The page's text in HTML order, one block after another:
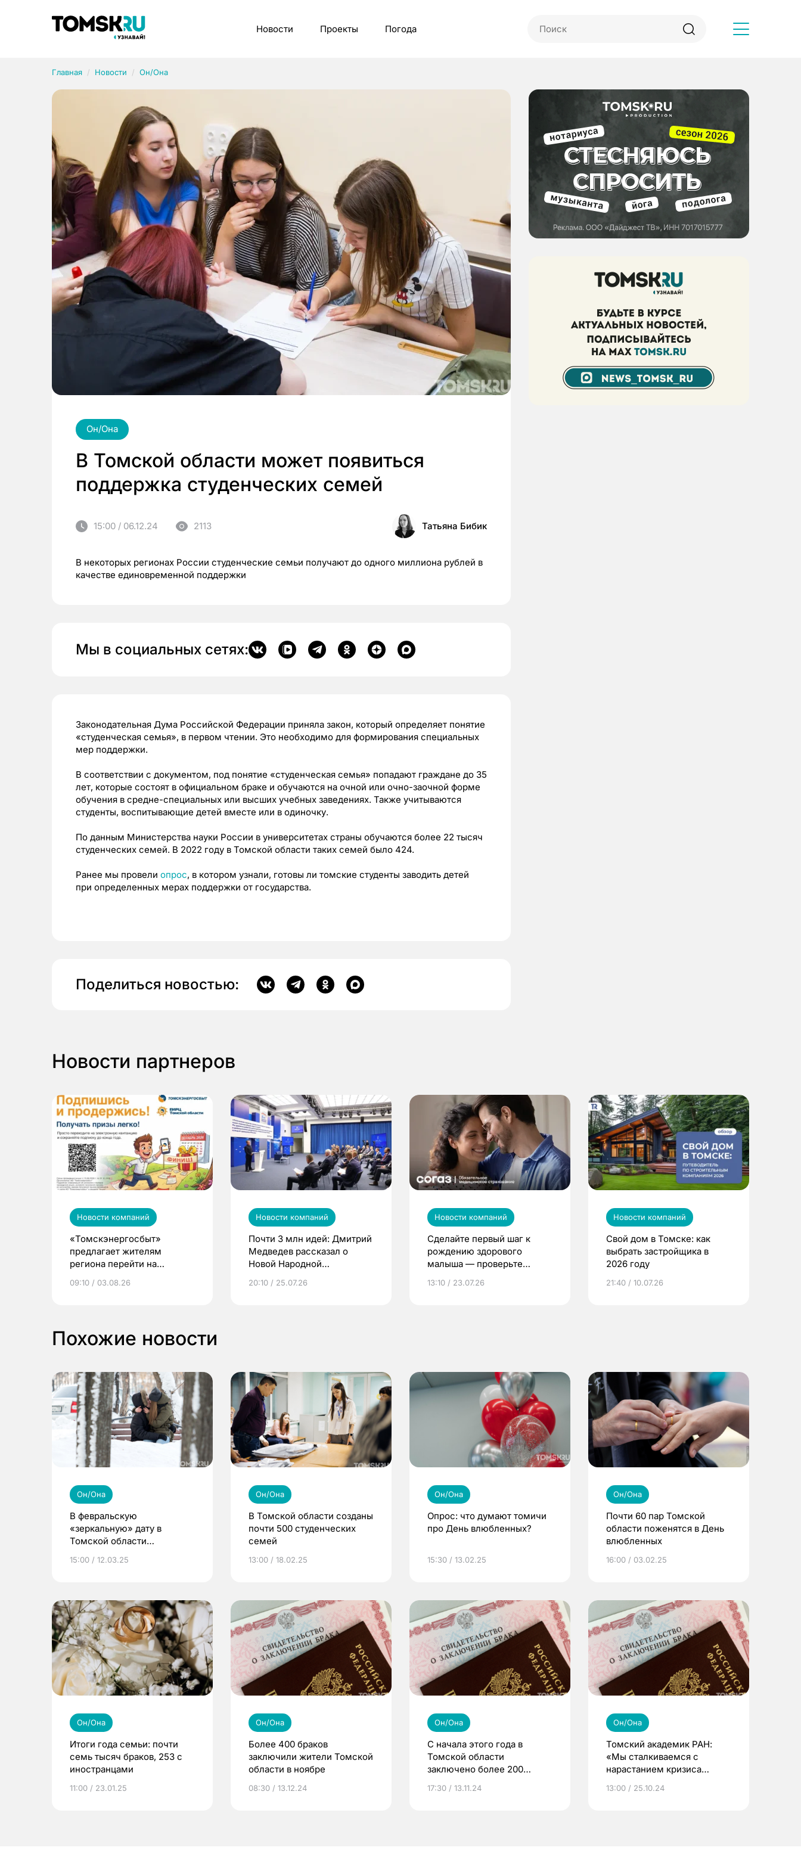
Новости Проекты Погода
Главная Новости Он/Она
Он/Она
В Томской области может появиться
поддержка студенческих семей
15:00 / 06.12.24 2113 Татьяна Бибик
В некоторых регионах России студенческие семьи получают до одного миллиона рублей в
качестве единовременной поддержки
Мы в социальных сетях:
Законодательная Дума Российской Федерации приняла закон, который определяет понятие
«студенческая семья», в первом чтении. Это необходимо для формирования специальных
мер поддержки.
В соответствии с документом, под понятие «студенческая семья» попадают граждане до 35
лет, которые состоят в официальном браке и обучаются на очной или очно-заочной форме
обучения в средне-специальных или высших учебных заведениях. Также учитываются
студенты, воспитывающие детей вместе или в одиночку.
По данным Министерства науки России в университетах страны обучаются более 22 тысяч
студенческих семей. В 2022 году в Томской области таких семей было 424.
Ранее мы провели опрос, в котором узнали, готовы ли томские студенты заводить детей
при определенных мерах поддержки от государства.
Поделиться новостью:
Новости партнеров
Новости компаний
«Томскэнергосбыт»
предлагает жителям
региона перейти на
выиграть призы
09:10 / 03.08.26
Новости компаний
Почти 3 млн идей: Дмитрий
Медведев рассказал о
Новой Народной
20:10 / 25.07.26
Новости компаний
Сделайте первый шаг к
рождению здорового
малыша — проверьте
по ОМС!
13:10 / 23.07.26
Новости компаний
Свой дом в Томске: как
выбрать застройщика в
2026 году
21:40 / 10.07.26
Похожие новости
Он/Она
В февральскую
«зеркальную» дату в
Томской области
15:00 / 12.03.25
Он/Она
В Томской области созданы
почти 500 студенческих
семей
13:00 / 18.02.25
Он/Она
Опрос: что думают томичи
про День влюбленных?
15:30 / 13.02.25
Он/Она
Почти 60 пар Томской
области поженятся в День
влюбленных
16:00 / 03.02.25
Он/Она
Итоги года семьи: почти
семь тысяч браков, 253 с
иностранцами
11:00 / 23.01.25
Он/Она
Более 400 браков
заключили жители Томской
области в ноябре
08:30 / 13.12.24
Он/Она
С начала этого года в
Томской области
заключено более 200
17:30 / 13.11.24
Он/Она
Томский академик РАН:
«Мы сталкиваемся с
нарастанием кризиса
13:00 / 25.10.24
Рубрики